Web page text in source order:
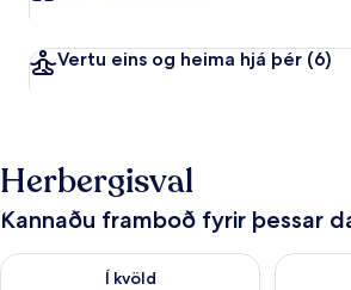
Vertu eins og heima hjá þér (6)
Herbergisval
Kannaðu framboð fyrir þessar
Í kvöld
Athuga framboð í kvöld ágú. 9 - ágú. 10
Athuga